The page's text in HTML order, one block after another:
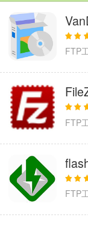
实用工具
2万+款应用
资讯阅读
1万+款应用
医疗健康
6千+款应用
图像拍照
FTP
FTP
FTP